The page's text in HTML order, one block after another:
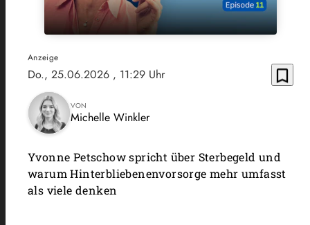
Anzeige
Do., 25.06.2026 , 11:29 Uhr bookmark_border
VON
Michelle Winkler
Yvonne Petschow spricht über Sterbegeld und
warum Hinterbliebenenvorsorge mehr umfasst
als viele denken